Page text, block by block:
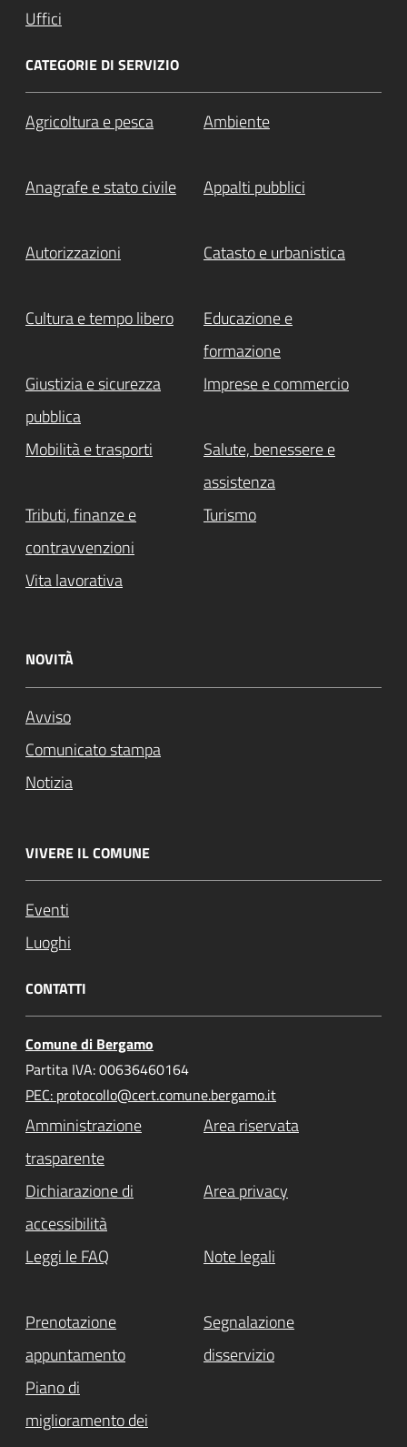
Uffici
CATEGORIE DI SERVIZIO
Agricoltura e pesca Ambiente
Anagrafe e stato civile Appalti pubblici
Autorizzazioni Catasto e urbanistica
Cultura e tempo libero
Educazione e
formazione
Giustizia e sicurezza
pubblica
Imprese e commercio
Mobilità e trasporti
Salute, benessere e
assistenza
Tributi, finanze e
contravvenzioni
Turismo
Vita lavorativa
NOVITÀ
Avviso
Comunicato stampa
Notizia
VIVERE IL COMUNE
Eventi
Luoghi
CONTATTI
Comune di Bergamo
Partita IVA: 00636460164
PEC: protocollo@cert.comune.bergamo.it
Amministrazione
trasparente
Area riservata
Dichiarazione di
accessibilità
Area privacy
Leggi le FAQ Note legali
Prenotazione
appuntamento
Segnalazione
disservizio
Piano di
miglioramento dei